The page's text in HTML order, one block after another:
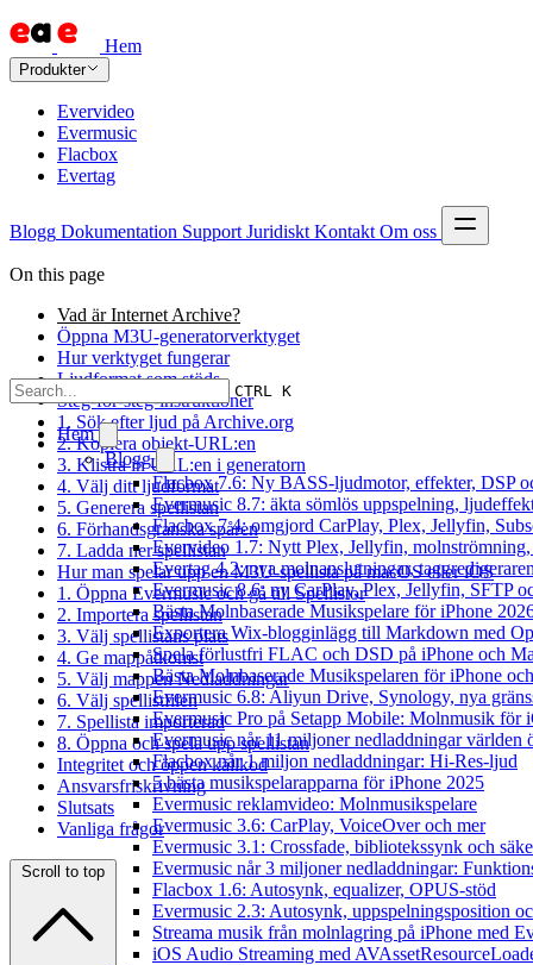
Hem
Produkter
Evervideo
Evermusic
Flacbox
Evertag
Blogg Dokumentation Support Juridiskt Kontakt Om oss
CTRL K
Hem
Blogg
Flacbox 7.6: Ny BASS-ljudmotor, effekter, DSP
Evermusic 8.7: äkta sömlös uppspelning,
Flacbox 7.4: omgjord CarPlay, Plex, Jellyfin,
Evervideo 1.7: Nytt Plex, Jellyfin, molnströmning,
Evertag 4.2: nya molnanslutningar,
Evermusic 8.6: ny CarPlay, Plex, Jellyfin, SFTP
Bästa Molnbaserade Musikspelare för iPhone
Exportera Wix-blogginlägg till Markdown med
Spela förlustfri FLAC och DSD på iPhone och
Bästa Molnbaserade Musikspelaren för iPhone
Evermusic 6.8: Aliyun Drive, Synology, nya
Evermusic Pro på Setapp Mobile: Molnmusik för
Evermusic når 11 miljoner nedladdningar världen
Flacbox når 1 miljon nedladdningar: Hi-Res-ljud
5 bästa musikspelarapparna för iPhone 2025
Evermusic reklamvideo: Molnmusikspelare
Evermusic 3.6: CarPlay, VoiceOver och mer
Evermusic 3.1: Crossfade, bibliotekssynk och
Evermusic når 3 miljoner nedladdningar:
Flacbox 1.6: Autosynk, equalizer, OPUS-stöd
Evermusic 2.3: Autosynk, uppspelningsposition
Streama musik från molnlagring på iPhone med
iOS Audio Streaming med
On this page
Vad är Internet Archive?
Öppna M3U-generatorverktyget
Hur verktyget fungerar
Ljudformat som stöds
Steg-för-steg-instruktioner
1. Sök efter ljud på Archive.org
2. Kopiera objekt-URL:en
3. Klistra in URL:en i generatorn
4. Välj ditt ljudformat
5. Generera spellistan
6. Förhandsgranska spåren
7. Ladda ner spellistan
Hur man spelar upp en M3U-spellista på macOS eller iOS
1. Öppna Evermusic och gå till Spellistor
2. Importera spellistan
3. Välj spellistans plats
4. Ge mappåtkomst
5. Välj mappen Nedladdningar
6. Välj spellistfilen
7. Spellista importerad
8. Öppna och spela upp spellistan
Integritet och öppen källkod
Ansvarsfriskrivning
Slutsats
Vanliga frågor
Scroll to top